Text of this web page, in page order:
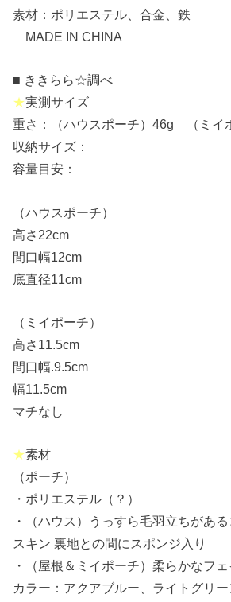
素材：ポリエステル、合金、鉄
MADE IN CHINA
■ ききらら☆調べ
★実測サイズ
重さ：（ハウスポーチ）46g （ミイ
収納サイズ：
容量目安：
（ハウスポーチ）
高さ22cm
間口幅12cm
底直径11cm
（ミイポーチ）
高さ11.5cm
間口幅.9.5cm
幅11.5cm
マチなし
★素材
（ポーチ）
・ポリエステル（？）
・（ハウス）うっすら毛羽立ちがあ
スキン 裏地との間にスポンジ入り
・（屋根＆ミイポーチ）柔らかなフ
カラー：アクアブルー、ライトグリ